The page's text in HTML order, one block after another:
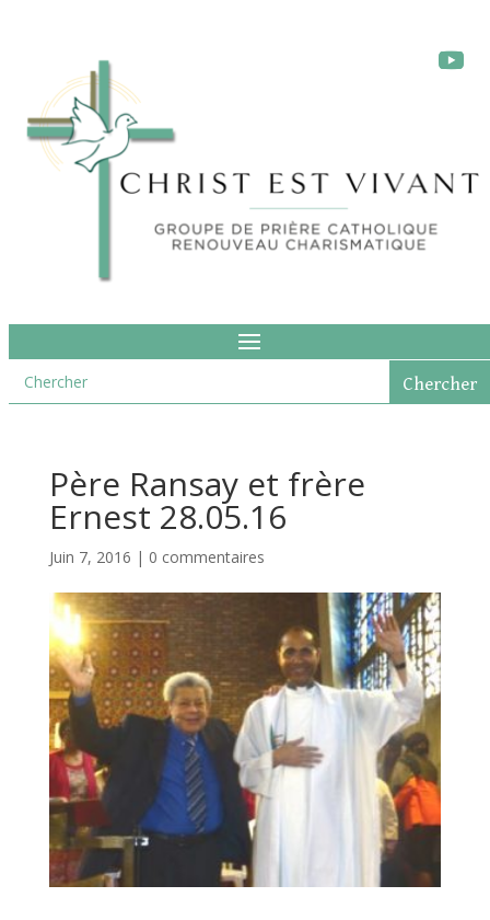
Père Ransay et frère
Ernest 28.05.16
Juin 7, 2016 | 0 commentaires